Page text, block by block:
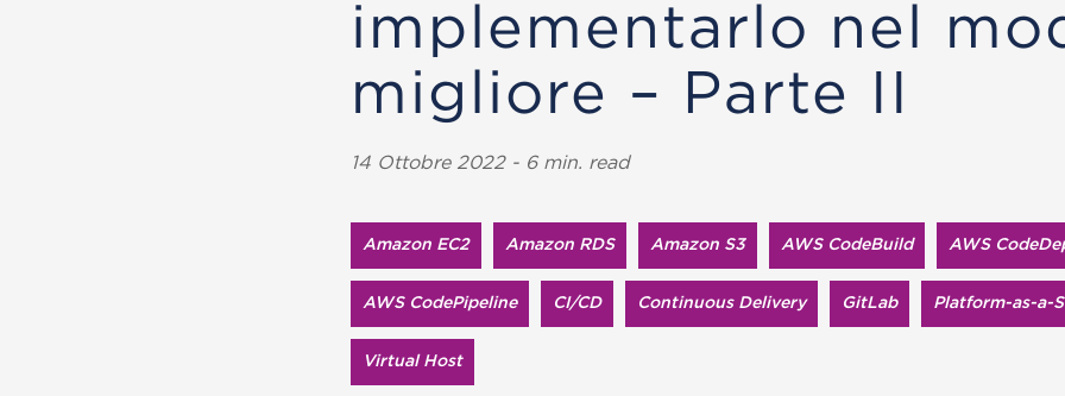
implementarlo nel
migliore – Parte II
14 Ottobre 2022 - 6 min. read
Amazon EC2 Amazon RDS Amazon S3 AWS CodeBuild AWS
AWS CodePipeline CI/CD Continuous Delivery GitLab Platform-as-a-
Virtual Host